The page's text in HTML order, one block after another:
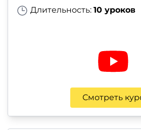
Длительность: 10 уроков
Смотреть